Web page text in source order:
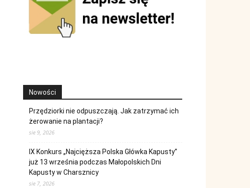
Nowości
Przędziorki nie odpuszczają. Jak zatrzymać ich
żerowanie na plantacji?
sie 9, 2026
IX Konkurs „Najcięższa Polska Główka Kapusty”
już 13 września podczas Małopolskich Dni
Kapusty w Charsznicy
sie 7, 2026